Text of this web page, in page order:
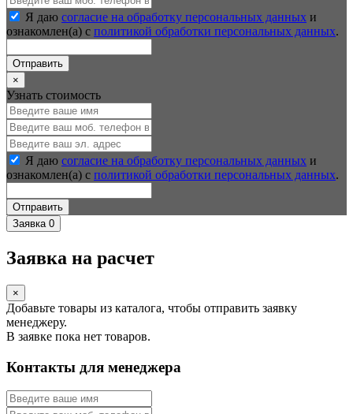
Я даю согласие на обработку персональных данных и
ознакомлен(а) с политикой обработки персональных данных.
Отправить
×
Узнать стоимость
Я даю согласие на обработку персональных данных и
ознакомлен(а) с политикой обработки персональных данных.
Отправить
Заявка 0
Заявка на расчет
×
Добавьте товары из каталога, чтобы отправить заявку
менеджеру.
В заявке пока нет товаров.
Контакты для менеджера